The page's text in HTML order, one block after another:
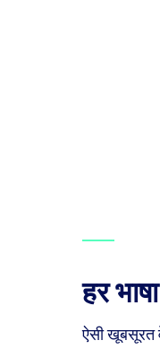
हर
ऐसी खूबसूरत